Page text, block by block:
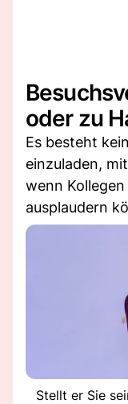
oder zu
Es besteht
einzuladen,
wenn
ausplaudern
Stellt er Sie